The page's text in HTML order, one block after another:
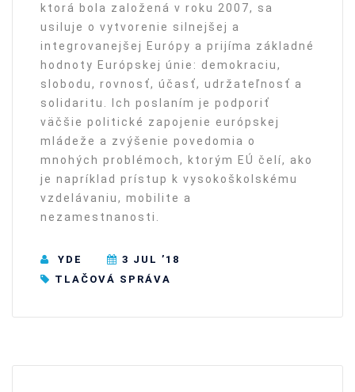
ktorá bola založená v roku 2007, sa
usiluje o vytvorenie silnejšej a
integrovanejšej Európy a prijíma základné
hodnoty Európskej únie: demokraciu,
slobodu, rovnosť, účasť, udržateľnosť a
solidaritu. Ich poslaním je podporiť
väčšie politické zapojenie európskej
mládeže a zvýšenie povedomia o
mnohých problémoch, ktorým EÚ čelí, ako
je napríklad prístup k vysokoškolskému
vzdelávaniu, mobilite a
nezamestnanosti.
YDE
3 JUL ’18
TLAČOVÁ SPRÁVA